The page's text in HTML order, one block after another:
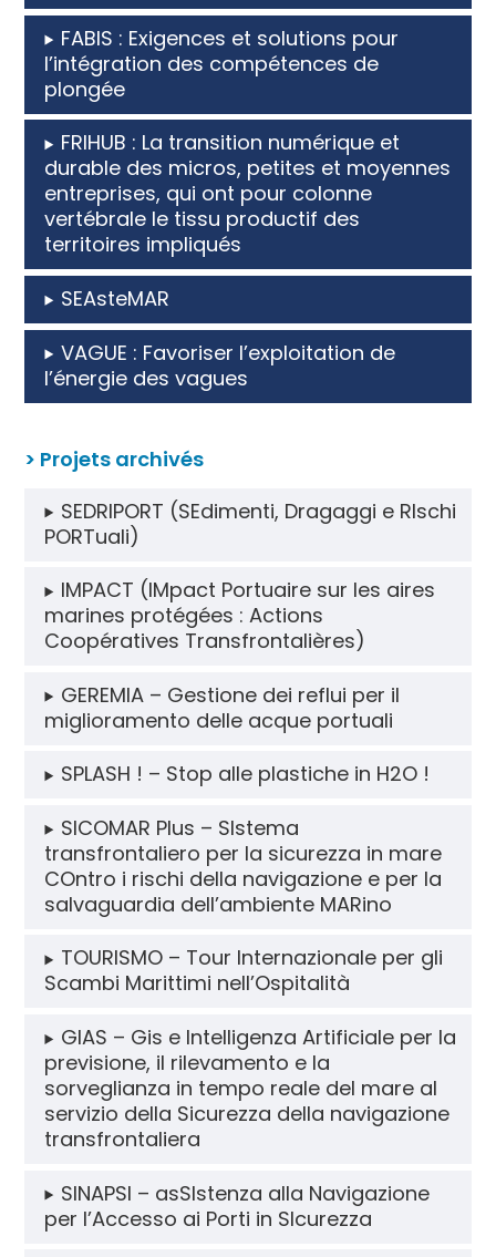
FABIS : Exigences et solutions pour
l’intégration des compétences de
plongée
FRIHUB : La transition numérique et
durable des micros, petites et moyennes
entreprises, qui ont pour colonne
vertébrale le tissu productif des
territoires impliqués
SEAsteMAR
VAGUE : Favoriser l’exploitation de
l’énergie des vagues
> Projets archivés
SEDRIPORT (SEdimenti, Dragaggi e RIschi
PORTuali)
IMPACT (IMpact Portuaire sur les aires
marines protégées : Actions
Coopératives Transfrontalières)
GEREMIA – Gestione dei reflui per il
miglioramento delle acque portuali
SPLASH ! – Stop alle plastiche in H2O !
SICOMAR Plus – SIstema
transfrontaliero per la sicurezza in mare
COntro i rischi della navigazione e per la
salvaguardia dell’ambiente MARino
TOURISMO – Tour Internazionale per gli
Scambi Marittimi nell’Ospitalità
GIAS – Gis e Intelligenza Artificiale per la
previsione, il rilevamento e la
sorveglianza in tempo reale del mare al
servizio della Sicurezza della navigazione
transfrontaliera
SINAPSI – asSIstenza alla Navigazione
per l’Accesso ai Porti in SIcurezza